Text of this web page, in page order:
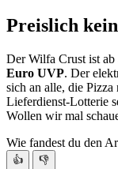
Preislich
Der Wilfa Crust ist
Euro UVP. Der
sich an alle, die
Lieferdienst-Lotterie
Wollen wir mal
Wie fandest du den
👍 👎